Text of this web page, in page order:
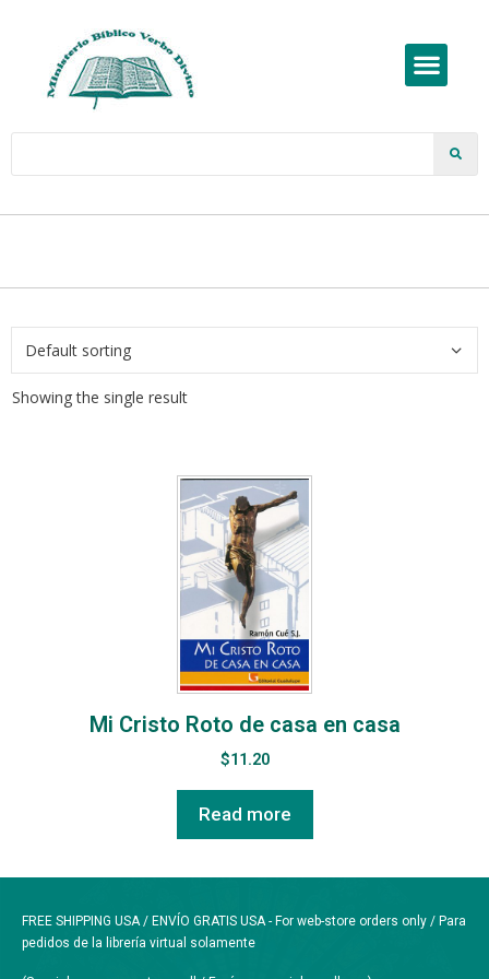
Showing the single result
Mi Cristo Roto de casa en casa
$11.20
Read more
FREE SHIPPING USA / ENVÍO GRATIS USA - For web-store orders only / Para
pedidos de la librería virtual solamente